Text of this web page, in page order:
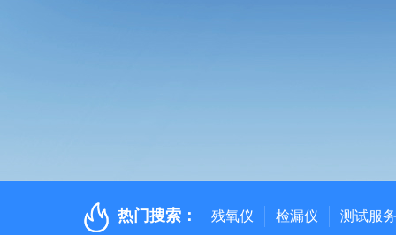
热门搜索： 残氧仪 检漏仪 测试服务